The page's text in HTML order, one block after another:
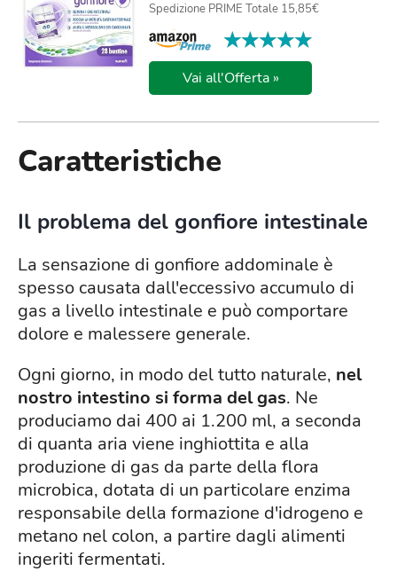
Spedizione PRIME Totale 15,85€
★★★★★
★★★★★
Vai all'Offerta »
Caratteristiche
Il problema del gonfiore intestinale
La sensazione di gonfiore addominale è
spesso causata dall'eccessivo accumulo di
gas a livello intestinale e può comportare
dolore e malessere generale.
Ogni giorno, in modo del tutto naturale, nel
nostro intestino si forma del gas. Ne
produciamo dai 400 ai 1.200 ml, a seconda
di quanta aria viene inghiottita e alla
produzione di gas da parte della flora
microbica, dotata di un particolare enzima
responsabile della formazione d'idrogeno e
metano nel colon, a partire dagli alimenti
ingeriti fermentati.